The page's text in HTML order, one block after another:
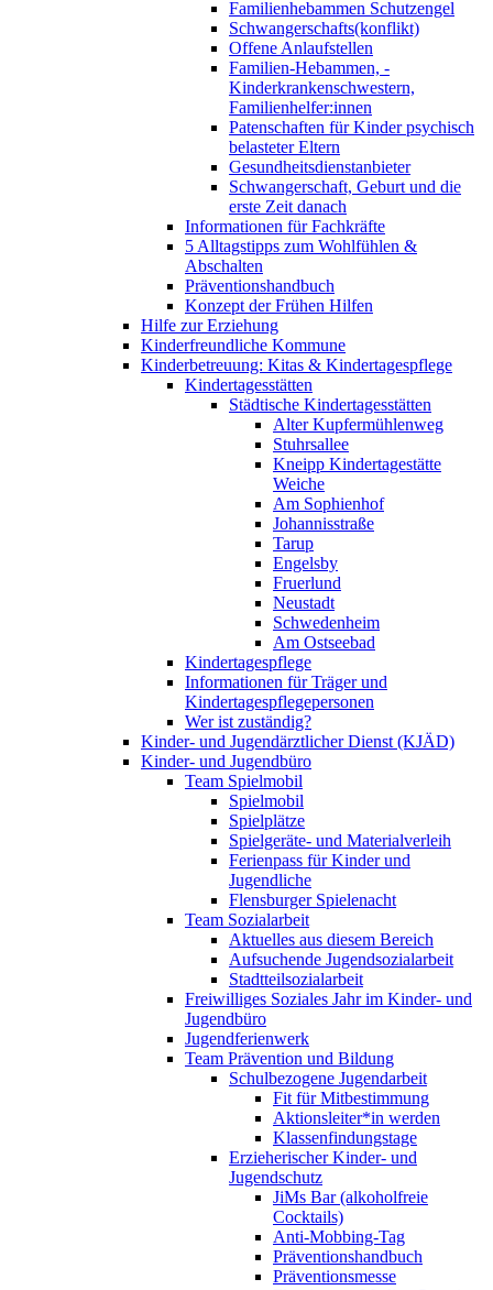
Familienhebammen Schutzengel
Schwangerschafts(konflikt)
Offene Anlaufstellen
Familien-Hebammen, -
Kinderkrankenschwestern,
Familienhelfer:innen
Patenschaften für Kinder psychisch
belasteter Eltern
Gesundheitsdienstanbieter
Schwangerschaft, Geburt und die
erste Zeit danach
Informationen für Fachkräfte
5 Alltagstipps zum Wohlfühlen &
Abschalten
Präventionshandbuch
Konzept der Frühen Hilfen
Hilfe zur Erziehung
Kinderfreundliche Kommune
Kinderbetreuung: Kitas & Kindertagespflege
Kindertagesstätten
Städtische Kindertagesstätten
Alter Kupfermühlenweg
Stuhrsallee
Kneipp Kindertagestätte
Weiche
Am Sophienhof
Johannisstraße
Tarup
Engelsby
Fruerlund
Neustadt
Schwedenheim
Am Ostseebad
Kindertagespflege
Informationen für Träger und
Kindertagespflegepersonen
Wer ist zuständig?
Kinder- und Jugendärztlicher Dienst (KJÄD)
Kinder- und Jugendbüro
Team Spielmobil
Spielmobil
Spielplätze
Spielgeräte- und Materialverleih
Ferienpass für Kinder und
Jugendliche
Flensburger Spielenacht
Team Sozialarbeit
Aktuelles aus diesem Bereich
Aufsuchende Jugendsozialarbeit
Stadtteilsozialarbeit
Freiwilliges Soziales Jahr im Kinder- und
Jugendbüro
Jugendferienwerk
Team Prävention und Bildung
Schulbezogene Jugendarbeit
Fit für Mitbestimmung
Aktionsleiter*in werden
Klassenfindungstage
Erzieherischer Kinder- und
Jugendschutz
JiMs Bar (alkoholfreie
Cocktails)
Anti-Mobbing-Tag
Präventionshandbuch
Präventionsmesse